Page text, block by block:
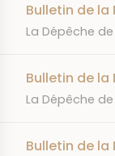
Bulletin de la
JOURNAL
La Dépêche
Bulletin de la
JOURNAL
La Dépêche
Bulletin de la